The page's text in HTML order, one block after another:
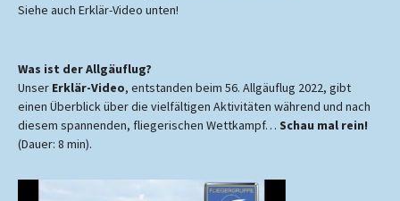
Siehe auch Erklär-Video unten!
Was ist der Allgäuflug?
Unser Erklär-Video, entstanden beim 56. Allgäuflug 2022, gibt
einen Überblick über die vielfältigen Aktivitäten während und nach
diesem spannenden, fliegerischen Wettkampf… Schau mal rein!
(Dauer: 8 min).